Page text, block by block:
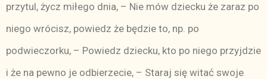
przytul, życz miłego dnia, – Nie mów dziecku że zaraz po
niego wrócisz, powiedz że będzie to, np. po
podwieczorku, – Powiedz dziecku, kto po niego przyjdzie
i że na pewno je odbierzecie, – Staraj się witać swoje